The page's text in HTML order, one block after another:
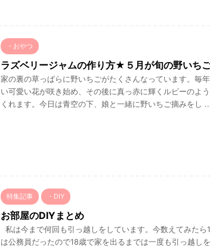
・おやつ
ラズベリージャムの作り方★５月が旬の野いち
家の裏の草っぱらに野いちごがたくさんなっています。毎
い可愛い花が咲き始め、その後に真っ赤に輝くルビーのよ
くれます。今日は青空の下、娘と一緒に野いちご摘みをし
特集記事 ・DIY
お部屋のDIYまとめ
私は今まで何回も引っ越しをしています。今数えてみたら
は公務員だったので18歳で家を出るまでは一度も引っ越し